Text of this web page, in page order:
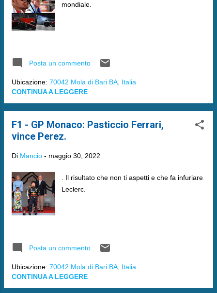
mondiale.
Posta un commento
Ubicazione: 70042 Mola di Bari BA, Italia
CONTINUA A LEGGERE
F1 - GP Monaco: Pasticcio Ferrari,
vince Perez.
Di Mancio - maggio 30, 2022
. Il risultato che non ti aspetti e che fa infuriare
Leclerc.
Posta un commento
Ubicazione: 70042 Mola di Bari BA, Italia
CONTINUA A LEGGERE